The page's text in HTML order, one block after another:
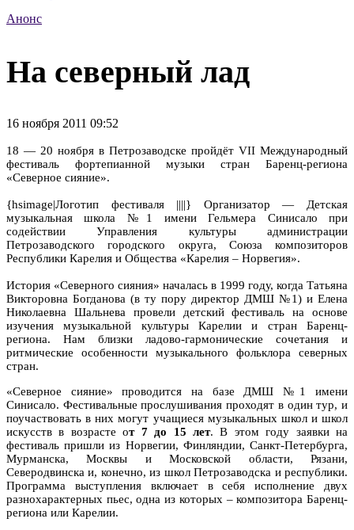
Анонс
На северный лад
16 ноября 2011 09:52
18 — 20 ноября в Петрозаводске пройдёт VII Международный
фестиваль фортепианной музыки стран Баренц-региона
«Северное сияние».
{hsimage|Логотип фестиваля ||||} Организатор — Детская
музыкальная школа №1 имени Гельмера Синисало при
содействии Управления культуры администрации
Петрозаводского городского округа, Союза композиторов
Республики Карелия и Общества «Карелия – Норвегия».
История «Северного сияния» началась в 1999 году, когда Татьяна
Викторовна Богданова (в ту пору директор ДМШ №1) и Елена
Николаевна Шальнева провели детский фестиваль на основе
изучения музыкальной культуры Карелии и стран Баренц-
региона. Нам близки ладово-гармонические сочетания и
ритмические особенности музыкального фольклора северных
стран.
«Северное сияние» проводится на базе ДМШ №1 имени
Синисало. Фестивальные прослушивания проходят в один тур, и
поучаствовать в них могут учащиеся музыкальных школ и школ
искусств в возрасте от 7 до 15 лет. В этом году заявки на
фестиваль пришли из Норвегии, Финляндии, Санкт-Петербурга,
Мурманска, Москвы и Московской области, Рязани,
Северодвинска и, конечно, из школ Петрозаводска и республики.
Программа выступления включает в себя исполнение двух
разнохарактерных пьес, одна из которых – композитора Баренц-
региона или Карелии.